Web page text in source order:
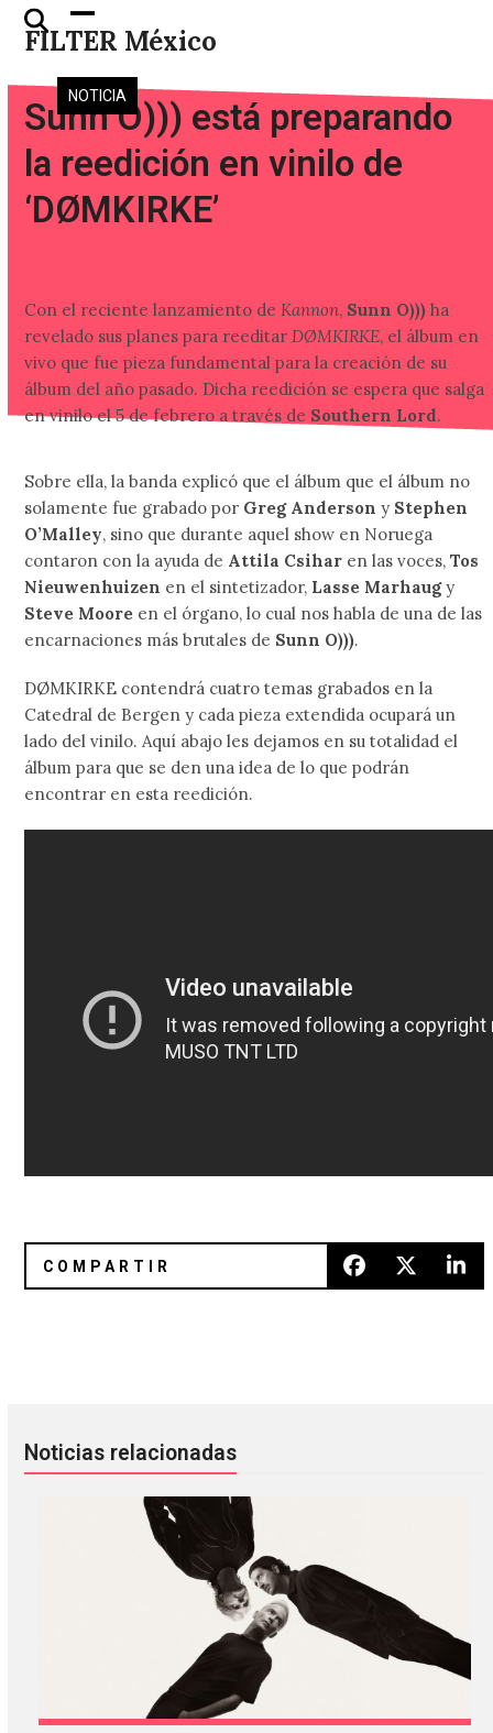
Skip
FILTER México
Open
mobile
menu
Close
mobile
menu
NOTICIA
Sunn O))) está preparando
la reedición en vinilo de
‘DØMKIRKE’
Con el reciente lanzamiento deKannon, Sunn O))) ha
revelado sus planes para reeditarDØMKIRKE, el álbum en
vivo que fue pieza fundamental para la creación de su
álbum del año pasado. Dicha reedición se espera que salga
en vinilo el 5 de febrero a través de Southern Lord.
Sobre ella, la banda explicó que el álbum que el álbum no
solamente fue grabado por Greg Anderson y Stephen
O’Malley, sino que durante aquel show en Noruega
contaron con la ayuda de Attila Csihar en las voces,Tos
Nieuwenhuizen en el sintetizador, Lasse Marhaugy
Steve Moore en el órgano, lo cual nos habla de una de las
encarnaciones más brutales de Sunn O))).
DØMKIRKE contendrá cuatro temas grabados en la
Catedral de Bergen y cada pieza extendida ocupará un
lado del vinilo. Aquí abajo les dejamos en su totalidad el
álbum para que se den una idea de lo que podrán
encontrar en esta reedición.
Noticias relacionadas